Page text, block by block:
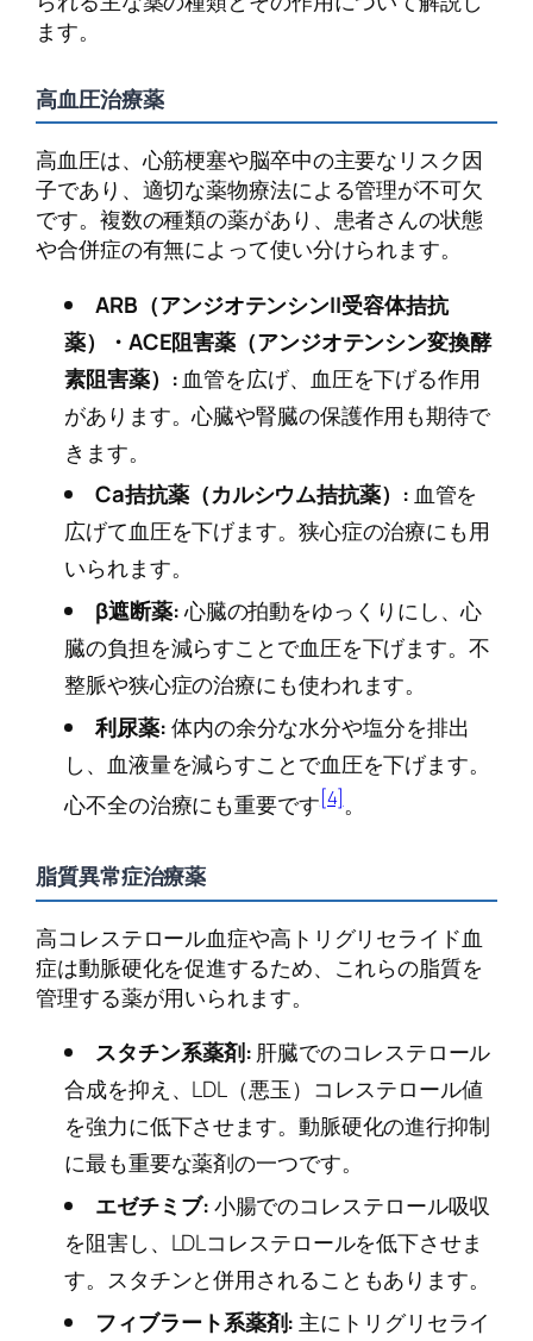
ます。
高血圧治療薬
高血圧は、心筋梗塞や脳卒中の主要なリスク因
子であり、適切な薬物療法による管理が不可欠
です。複数の種類の薬があり、患者さんの状態
や合併症の有無によって使い分けられます。
ARB（アンジオテンシンII受容体拮抗
薬）・ACE阻害薬（アンジオテンシン変換酵
素阻害薬）: 血管を広げ、血圧を下げる作用
があります。心臓や腎臓の保護作用も期待で
きます。
Ca拮抗薬（カルシウム拮抗薬）:血管を
広げて血圧を下げます。狭心症の治療にも用
いられます。
β遮断薬:心臓の拍動をゆっくりにし、心
臓の負担を減らすことで血圧を下げます。不
整脈や狭心症の治療にも使われます。
利尿薬:体内の余分な水分や塩分を排出
し、血液量を減らすことで血圧を下げます。
心不全の治療にも重要です[4]。
脂質異常症治療薬
高コレステロール血症や高トリグリセライド血
症は動脈硬化を促進するため、これらの脂質を
管理する薬が用いられます。
スタチン系薬剤:肝臓でのコレステロール
合成を抑え、LDL（悪玉）コレステロール値
を強力に低下させます。動脈硬化の進行抑制
に最も重要な薬剤の一つです。
エゼチミブ:小腸でのコレステロール吸収
を阻害し、LDLコレステロールを低下させま
す。スタチンと併用されることもあります。
フィブラート系薬剤: 主にトリグリセライ